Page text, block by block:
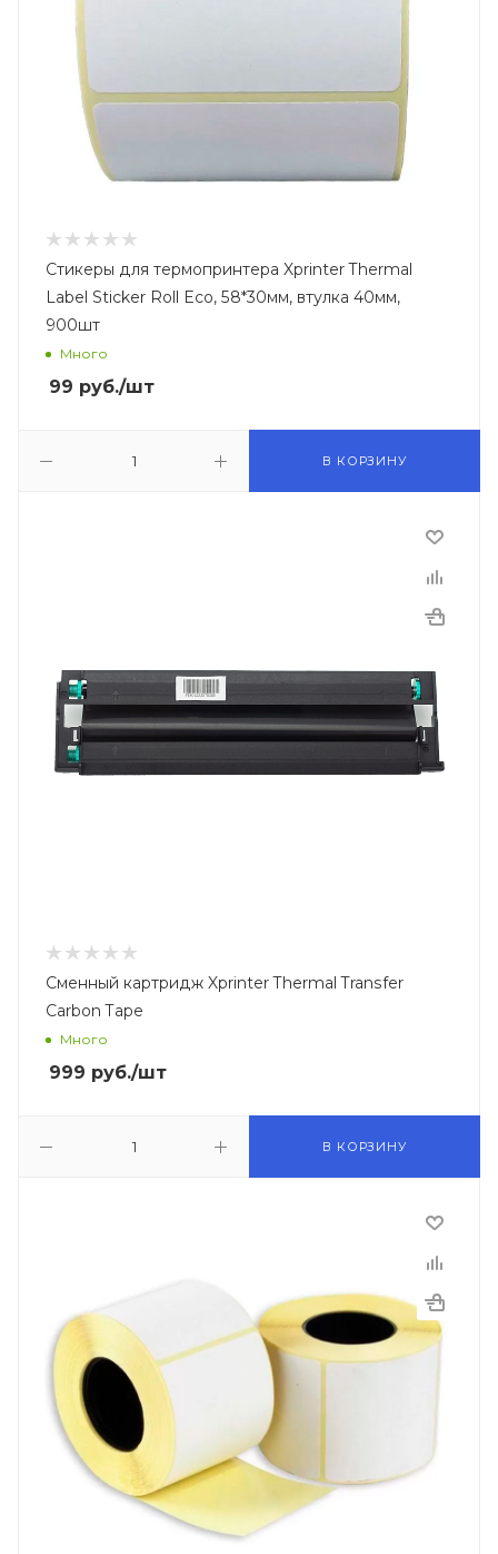
Стикеры для термопринтера Xprinter Thermal
Label Sticker Roll Eco, 58*30мм, втулка 40мм,
900шт
Много
99 руб./шт
В КОРЗИНУ
Сменный картридж Xprinter Thermal Transfer
Carbon Tape
Много
999 руб./шт
В КОРЗИНУ